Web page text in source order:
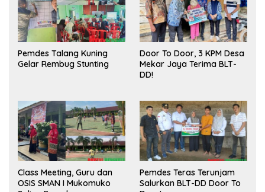
Pemdes Talang Kuning
Gelar Rembug Stunting
Door To Door, 3 KPM Desa
Mekar Jaya Terima BLT-
DD!
Class Meeting, Guru dan
OSIS SMAN I Mukomuko
Pemdes Teras Terunjam
Salurkan BLT-DD Door To